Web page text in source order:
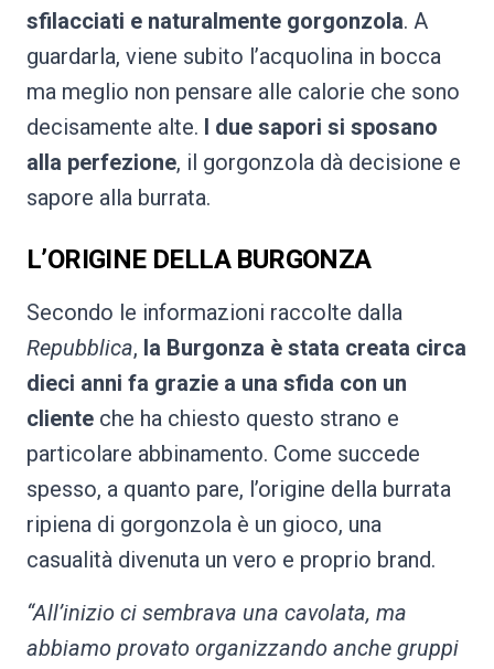
sfilacciati e naturalmente gorgonzola. A
guardarla, viene subito l’acquolina in bocca
ma meglio non pensare alle calorie che sono
decisamente alte. I due sapori si sposano
alla perfezione, il gorgonzola dà decisione e
sapore alla burrata.
L’ORIGINE DELLA BURGONZA
Secondo le informazioni raccolte dalla
Repubblica, la Burgonza è stata creata circa
dieci anni fa grazie a una sfida con un
cliente che ha chiesto questo strano e
particolare abbinamento. Come succede
spesso, a quanto pare, l’origine della burrata
ripiena di gorgonzola è un gioco, una
casualità divenuta un vero e proprio brand.
“All’inizio ci sembrava una cavolata, ma
abbiamo provato organizzando anche gruppi